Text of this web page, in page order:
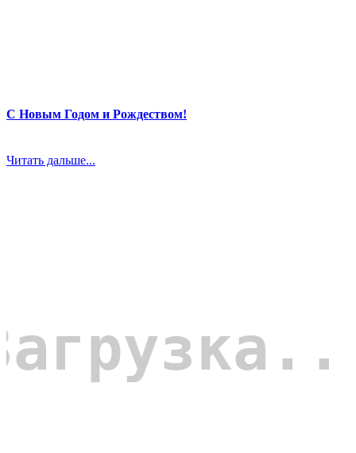
С Новым Годом и Рождеством!
Читать дальше...